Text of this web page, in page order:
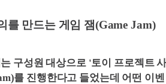
를 만드는 게임 잼(Game Jam)
구성원 대상으로 '토이 프로젝트
를 진행한다고 들었는데 어떤 이벤